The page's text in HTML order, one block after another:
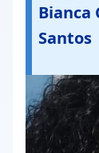
Bianca
Santos